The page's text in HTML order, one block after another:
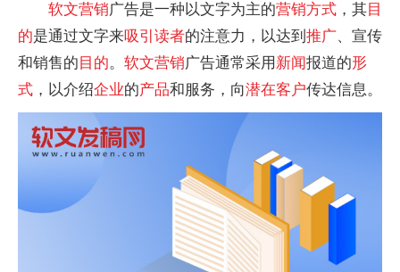
软文营销广告是一种以文字为主的营销方式 ，其目
的是通过文字来吸引读者的注意力，以达到 推广、宣传
和销售的目的。 软文营销广告通常采用 新闻报道的形
式 ，以介绍企业的产品和服务，向潜在客户传达信息。